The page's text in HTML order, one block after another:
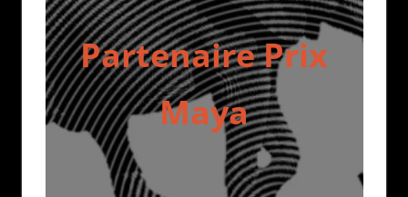
Partenaire Prix
Maya